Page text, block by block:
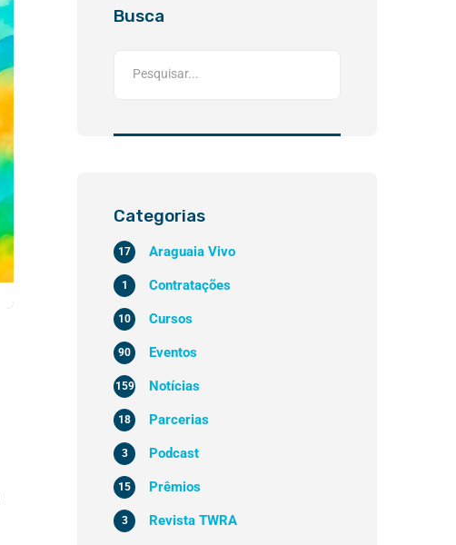
Busca
Categorias
Araguaia Vivo
17
Contratações
1
Cursos
10
Eventos
90
Notícias
159
Parcerias
18
Podcast
3
Prêmios
15
Revista TWRA
3